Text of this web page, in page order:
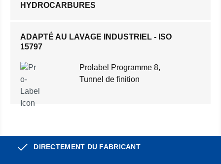
HYDROCARBURES
ADAPTÉ AU LAVAGE INDUSTRIEL - ISO
15797
Prolabel Programme 8,
Tunnel de finition
DIRECTEMENT DU FABRICANT